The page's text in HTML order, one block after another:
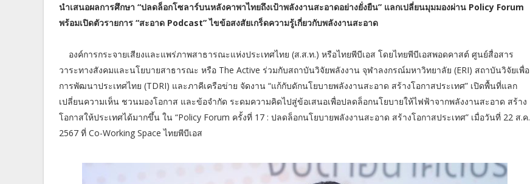
นำเสนอผลการศึกษา “ปลดล็อกโซลาร์บนหลังคาพาไทยถึงเป้าพลังงานสะอาดอย่างยั่งยืน” แลกเปลี่ยนมุมมองผ่าน Policy Forum
พร้อมเปิดตัวรายการ “สะอาด Podcast” ไขข้อสงสัยเกร็ดความรู้เกี่ยวกับพลังงานสะอาด
องค์การกระจายเสียงและแพร่ภาพสาธารณะแห่งประเทศไทย (ส.ส.ท.) หรือไทยพีบีเอส โดยไทยพีบีเอสพอดคาสต์ ศูนย์สื่อสาร
วาระทางสังคมและนโยบายสาธารณะ หรือ The Active ร่วมกับสถาบันวิจัยพลังงาน จุฬาลงกรณ์มหาวิทยาลัย (ERI) สถาบันวิจัยเพื่อ
การพัฒนาประเทศไทย (TDRI) และภาคีเครือข่าย จัดงาน “แก้กับดักนโยบายพลังงานสะอาด สร้างโอกาสประเทศ” เปิดพื้นที่แลก
เปลี่ยนความเห็น ชวนมองโอกาส และข้อจำกัด ระดมความคิดไปสู่ข้อเสนอเพื่อปลดล็อกนโยบายให้ไฟฟ้าจากพลังงานสะอาด สร้าง
โอกาสให้ประเทศได้มากขึ้น ใน “Policy Forum ครั้งที่ 17 : ปลดล็อกนโยบายพลังงานสะอาด สร้างโอกาสประเทศ” เมื่อวันที่ 22 ส.ค.
2567 ที่ Co-Working Space ไทยพีบีเอส